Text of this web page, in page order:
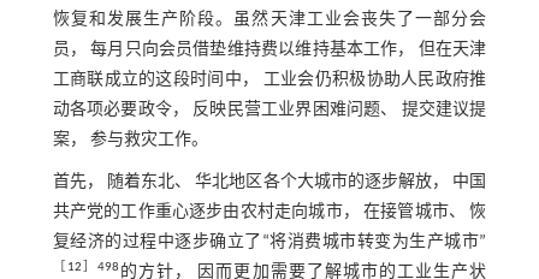
恢复和发展生产阶段。虽然天津工业会丧失了一部分会
员， 每月只向会员借垫维持费以维持基本工作， 但在天津
工商联成立的这段时间中， 工业会仍积极协助人民政府推
动各项必要政令， 反映民营工业界困难问题、 提交建议提
案， 参与救灾工作。
首先， 随着东北、 华北地区各个大城市的逐步解放， 中国
共产党的工作重心逐步由农村走向城市， 在接管城市、 恢
复经济的过程中逐步确立了“将消费城市转变为生产城市”
12 ］498 的方针， 因而更加需要了解城市的工业生产状